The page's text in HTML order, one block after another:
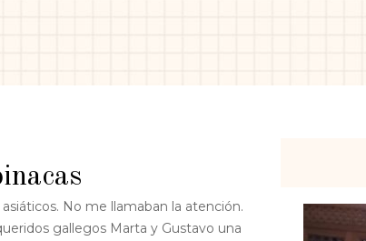
No me llamaban la atención.
gallegos Marta y Gustavo una